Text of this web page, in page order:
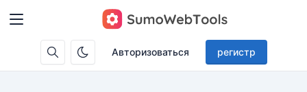
Авторизоваться регистр